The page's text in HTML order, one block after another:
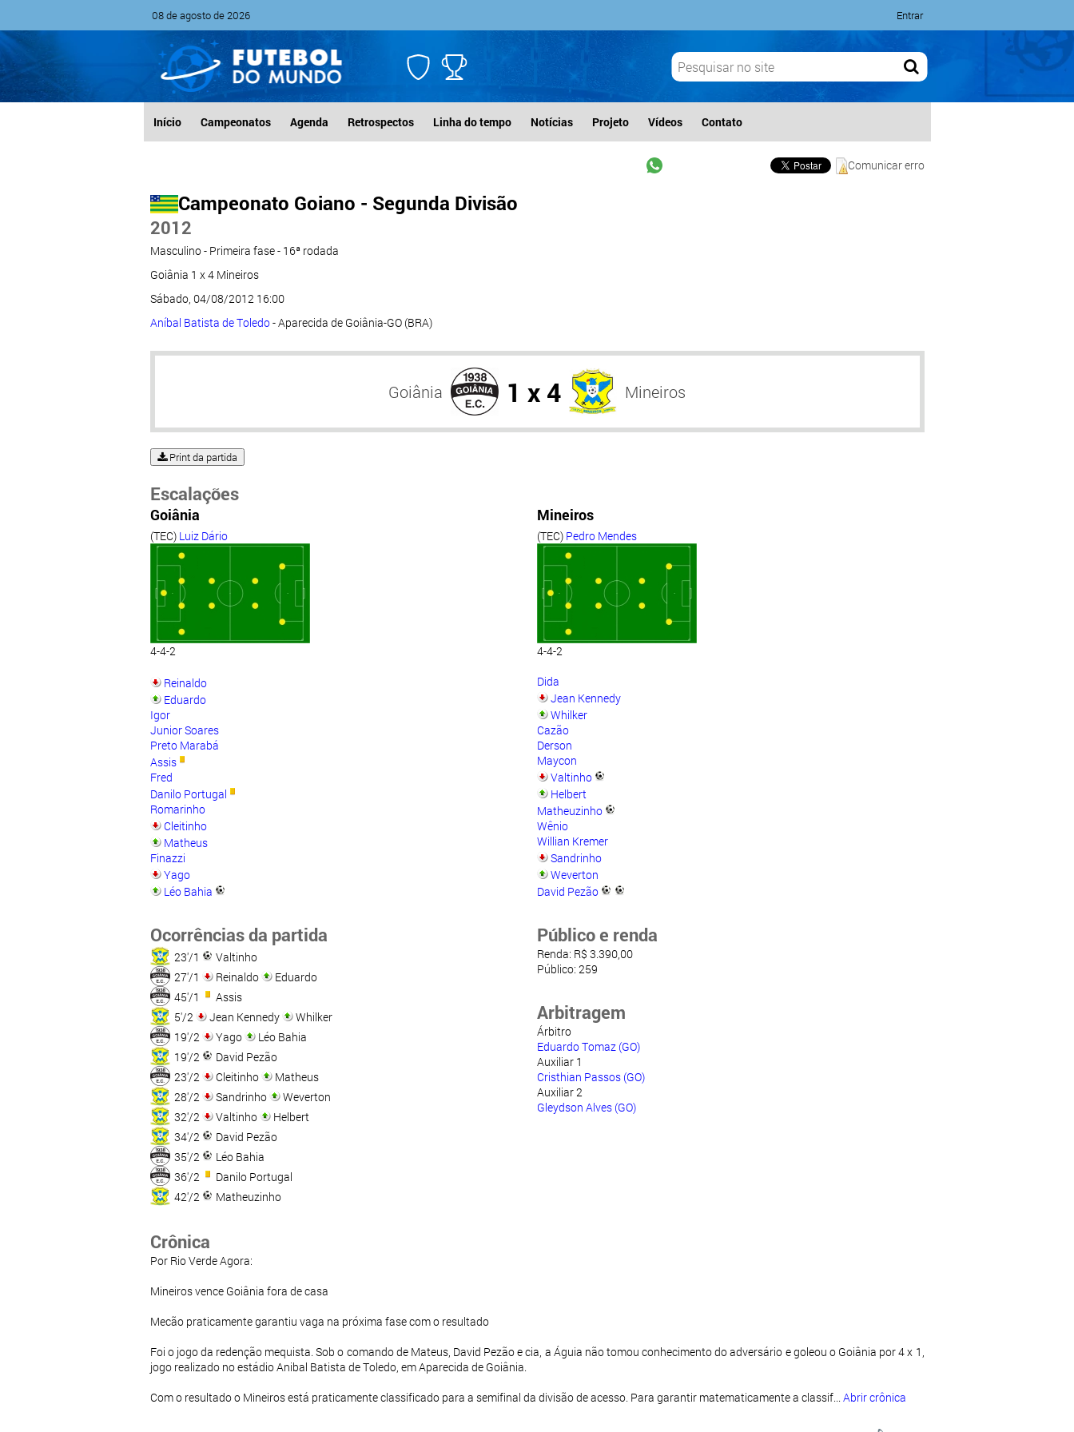
08 de agosto de 2026 Entrar
Início Campeonatos Agenda Retrospectos Linha do tempo Notícias Projeto Vídeos Contato
Comunicar erro
Campeonato Goiano - Segunda Divisão
2012
Masculino - Primeira fase - 16ª rodada
Goiânia 1 x 4 Mineiros
Sábado, 04/08/2012 16:00
Aníbal Batista de Toledo- Aparecida de Goiânia-GO (BRA)
Goiânia 1 x 4 Mineiros
Print da partida
Escalações
Goiânia
(TEC) Luiz Dário
4-4-2
Reinaldo
Eduardo
Igor
Junior Soares
Preto Marabá
Assis
Fred
Danilo Portugal
Romarinho
Cleitinho
Matheus
Finazzi
Yago
Léo Bahia
Mineiros
(TEC) Pedro Mendes
4-4-2
Dida
Jean Kennedy
Whilker
Cazão
Derson
Maycon
Valtinho
Helbert
Matheuzinho
Wênio
Willian Kremer
Sandrinho
Weverton
David Pezão
Ocorrências da partida
23'/1
Valtinho
27'/1
Reinaldo
Eduardo
45'/1
Assis
5'/2
Jean Kennedy
Whilker
19'/2
Yago
Léo Bahia
19'/2
David Pezão
23'/2
Cleitinho
Matheus
28'/2
Sandrinho
Weverton
32'/2
Valtinho
Helbert
34'/2
David Pezão
35'/2
Léo Bahia
36'/2
Danilo Portugal
42'/2
Matheuzinho
Público e renda
Renda: R$ 3.390,00
Público: 259
Arbitragem
Árbitro
Eduardo Tomaz (GO)
Auxiliar 1
Cristhian Passos (GO)
Auxiliar 2
Gleydson Alves (GO)
Crônica
Por Rio Verde Agora:
Mineiros vence Goiânia fora de casa
Mecão praticamente garantiu vaga na próxima fase com o resultado
Foi o jogo da redenção mequista. Sob o comando de Mateus, David Pezão e cia, a Águia não tomou conhecimento do adversário e goleou o Goiânia por 4 x 1,
jogo realizado no estádio Anibal Batista de Toledo, em Aparecida de Goiânia.
Com o resultado o Mineiros está praticamente classificado para a semifinal da divisão de acesso. Para garantir matematicamente a classif... Abrir crônica